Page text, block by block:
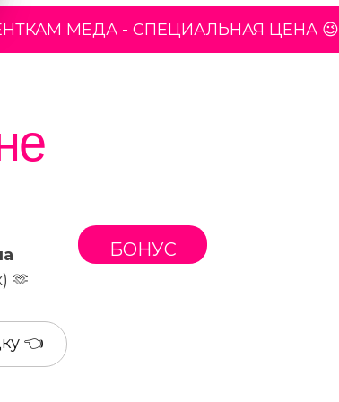
МЕДА - СПЕЦИАЛЬНАЯ ЦЕНА 😉
👈
🫶
БОНУС